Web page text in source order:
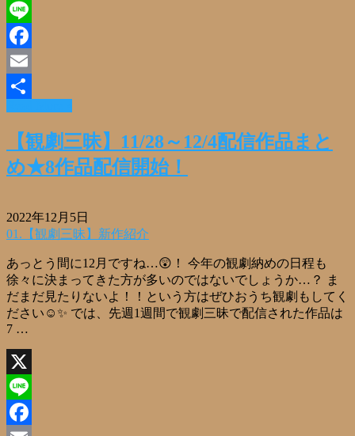
X
Line
Facebook
Email
共
【観劇三昧】11/28～12/4配信作品まと
め★8作品配信開始！
2022年12月5日
01.【観劇三昧】新作紹介
あっとう間に12月ですね…😲！ 今年の観劇納めの日程も
徐々に決まってきた方が多いのではないでしょうか…？ ま
だまだ見たりないよ！！という方はぜひおうち観劇もしてく
ださい☺✨ では、先週1週間で観劇三昧で配信された作品は
7 …
X
Line